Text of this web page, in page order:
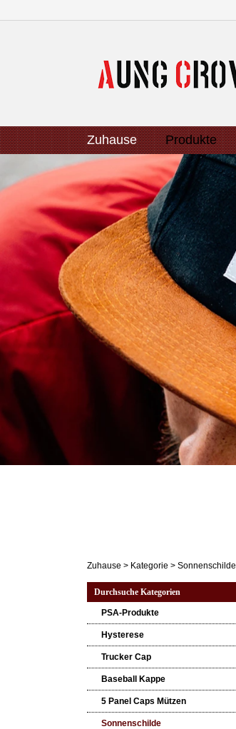
Zuhause Produkte
Zuhause > Kategorie > Sonnenschilde
Durchsuche Kategorien
PSA-Produkte
Hysterese
Trucker Cap
Baseball Kappe
5 Panel Caps Mützen
Sonnenschilde